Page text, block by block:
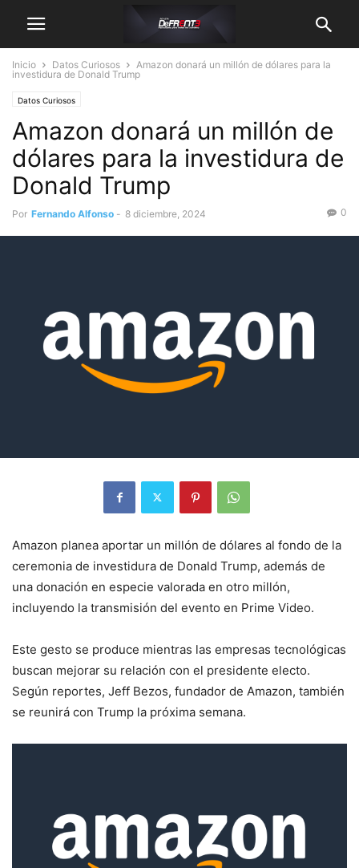
Inicio Datos Curiosos
Amazon donará un millón de dólares para la
investidura de Donald Trump
Datos Curiosos
Amazon donará un millón de
dólares para la investidura de
Donald Trump
Por Fernando Alfonso - 8 diciembre, 2024 0
Amazon planea aportar un millón de dólares al fondo de la
ceremonia de investidura de Donald Trump, además de
una donación en especie valorada en otro millón,
incluyendo la transmisión del evento en Prime Video.
Este gesto se produce mientras las empresas tecnológicas
buscan mejorar su relación con el presidente electo.
Según reportes, Jeff Bezos, fundador de Amazon, también
se reunirá con Trump la próxima semana.